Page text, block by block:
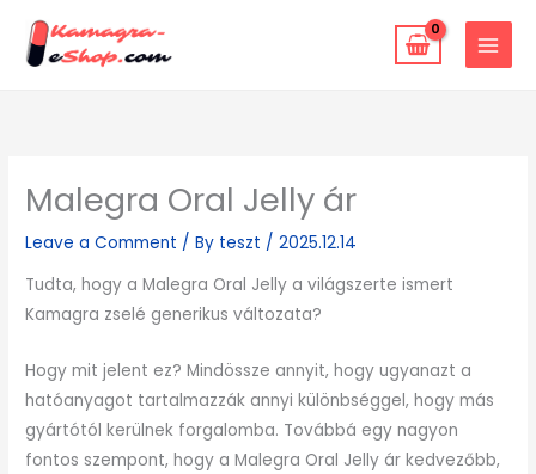
content
Malegra Oral Jelly ár
Leave a Comment / By teszt /2025.12.14
Tudta, hogy a Malegra Oral Jelly a világszerte ismert
Kamagra zselé generikus változata?
Hogy mit jelent ez? Mindössze annyit, hogy ugyanazt a
hatóanyagot tartalmazzák annyi különbséggel, hogy más
gyártótól kerülnek forgalomba. Továbbá egy nagyon
fontos szempont, hogy a Malegra Oral Jelly ár kedvezőbb,